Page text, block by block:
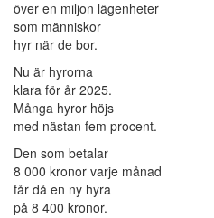
över en miljon lägenheter
som människor
hyr när de bor.
Nu är hyrorna
klara för år 2025.
Många hyror höjs
med nästan fem procent.
Den som betalar
8 000 kronor varje månad
får då en ny hyra
på 8 400 kronor.